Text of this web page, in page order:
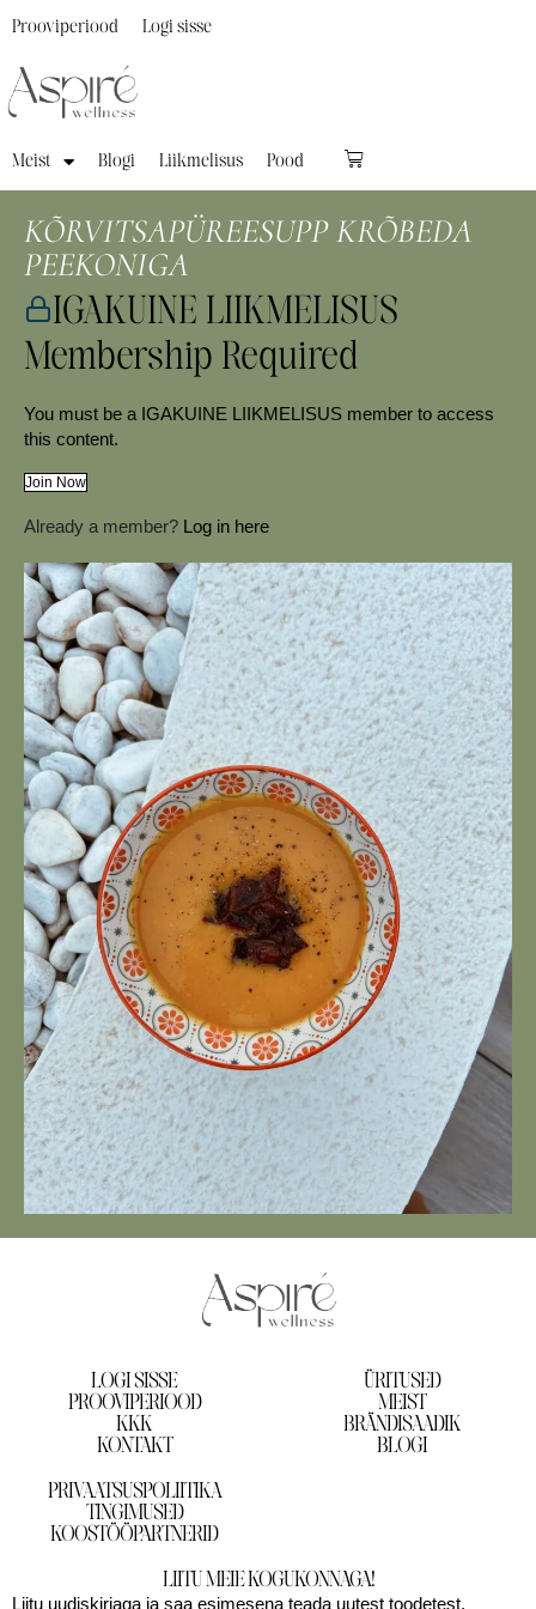
Meist Blogi Liikmelisus Pood
Prooviperiood Logi sisse
KÕRVITSAPÜREESUPP KRÕBEDA
PEEKONIGA
IGAKUINE LIIKMELISUS
Membership Required
You must be a IGAKUINE LIIKMELISUS member to access
this content.
Join Now
Already a member? Log in here
LOGI SISSE
PROOVIPERIOOD
KKK
KONTAKT
ÜRITUSED
MEIST
BRÄNDISAADIK
BLOGI
PRIVAATSUSPOLIITIKA
TINGIMUSED
KOOSTÖÖPARTNERID
LIITU MEIE KOGUKONNAGA!
Liitu uudiskirjaga ja saa esimesena teada uutest toodetest,